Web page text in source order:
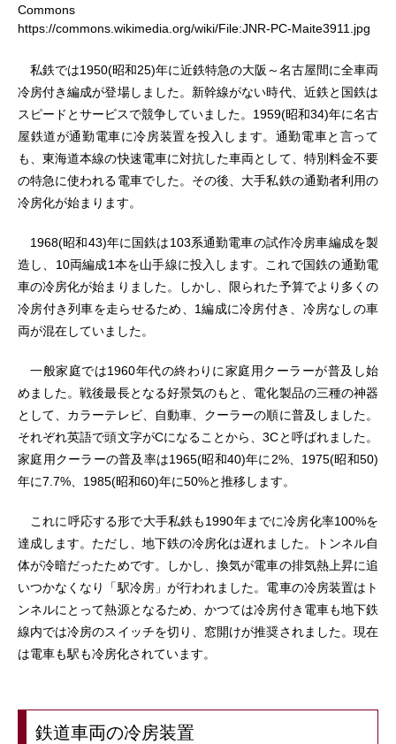
Commons
https://commons.wikimedia.org/wiki/File:JNR-PC-Maite3911.jpg
私鉄では1950(昭和25)年に近鉄特急の大阪～名古屋間に全車両
冷房付き編成が登場しました。新幹線がない時代、近鉄と国鉄は
スピードとサービスで競争していました。1959(昭和34)年に名古
屋鉄道が通勤電車に冷房装置を投入します。通勤電車と言って
も、東海道本線の快速電車に対抗した車両として、特別料金不要
の特急に使われる電車でした。その後、大手私鉄の通勤者利用の
冷房化が始まります。
1968(昭和43)年に国鉄は103系通勤電車の試作冷房車編成を製
造し、10両編成1本を山手線に投入します。これで国鉄の通勤電
車の冷房化が始まりました。しかし、限られた予算でより多くの
冷房付き列車を走らせるため、1編成に冷房付き、冷房なしの車
両が混在していました。
一般家庭では1960年代の終わりに家庭用クーラーが普及し始
めました。戦後最長となる好景気のもと、電化製品の三種の神器
として、カラーテレビ、自動車、クーラーの順に普及しました。
それぞれ英語で頭文字がCになることから、3Cと呼ばれました。
家庭用クーラーの普及率は1965(昭和40)年に2%、1975(昭和50)
年に7.7%、1985(昭和60)年に50%と推移します。
これに呼応する形で大手私鉄も1990年までに冷房化率100%を
達成します。ただし、地下鉄の冷房化は遅れました。トンネル自
体が冷暗だったためです。しかし、換気が電車の排気熱上昇に追
いつかなくなり「駅冷房」が行われました。電車の冷房装置はト
ンネルにとって熱源となるため、かつては冷房付き電車も地下鉄
線内では冷房のスイッチを切り、窓開けが推奨されました。現在
は電車も駅も冷房化されています。
鉄道車両の冷房装置